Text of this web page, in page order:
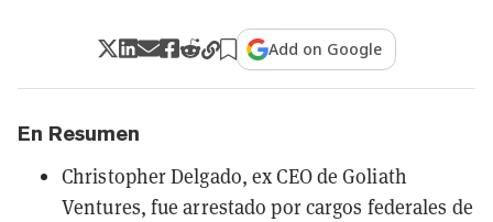
Add on Google
En Resumen
Christopher Delgado, ex CEO de Goliath
Ventures, fue arrestado por cargos federales de